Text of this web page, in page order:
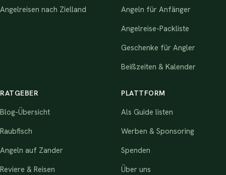
Angelreisen nach Zielland
Angeln für Anfänger
Angelreise-Packliste
Geschenke für Angler
Beißzeiten & Kalender
RATGEBER
Blog-Übersicht
Raubfisch
Angeln auf Zander
Reviere & Reisen
PLATTFORM
Als Guide listen
Werben & Sponsoring
Spenden
Über uns